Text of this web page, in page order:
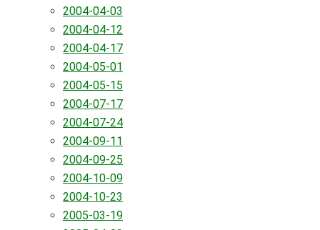
2004-04-03
2004-04-12
2004-04-17
2004-05-01
2004-05-15
2004-07-17
2004-07-24
2004-09-11
2004-09-25
2004-10-09
2004-10-23
2005-03-19